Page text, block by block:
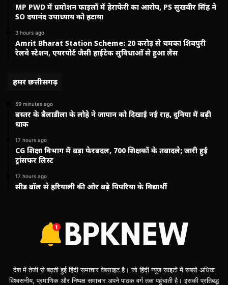
MP PWD में प्रमोशन फाइलों में हेराफेरी का आरोप, PS सुखवीर सिंह ने
SO दयानंद उपाध्याय को हटाया
3 hours ago
Amrit Bharat Station Scheme: 20 करोड़ से चमका शिवपुरी
रेलवे स्टेशन, एयरपोर्ट जैसी हाईटेक सुविधाओं से हुआ लैस
हमर छत्तीसगढ़
59 minutes ago
बस्तर के बैलाडीला के लोहे ने जापान को दिखाई नई राह, दुनिया में बढ़ी
धाक
17 hours ago
CG शिक्षा विभाग में बड़ा फेरबदल, 700 शिक्षकों के तबादले; जारी हुई
ट्रांसफर लिस्ट
17 hours ago
सीड बॉल से हरियाली की ओर बढ़े पिपरिया के विद्यार्थी
देश में तेजी से बढ़ती हुई हिंदी समाचार वेबसाइट है। जो हिंदी न्यूज साइटों में सबसे अधिक
विश्वसनीय, प्रमाणिक और निष्पक्ष समाचार अपने पाठक वर्ग तक पहुंचाती है। इसकी प्रतिबद्ध